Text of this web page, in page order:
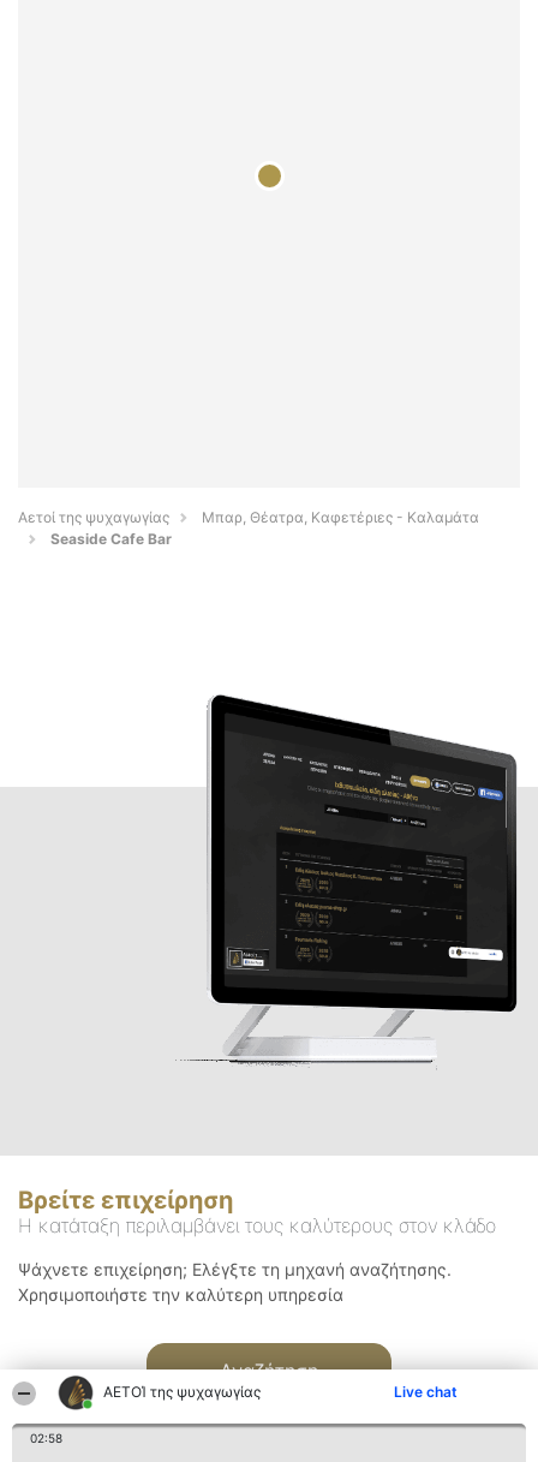
ΑΕΤΟΊ της ψυχαγωγίας Live chat
02:58
Αετοί της ψυχαγωγίας
Μπαρ, Θέατρα, Καφετέριες - Καλαμάτα
Seaside Cafe Bar
Βρείτε επιχείρηση
Η κατάταξη περιλαμβάνει τους καλύτερους στον κλάδο
Ψάχνετε επιχείρηση; Ελέγξτε τη μηχανή αναζήτησης.
Χρησιμοποιήστε την καλύτερη υπηρεσία
Αναζήτηση